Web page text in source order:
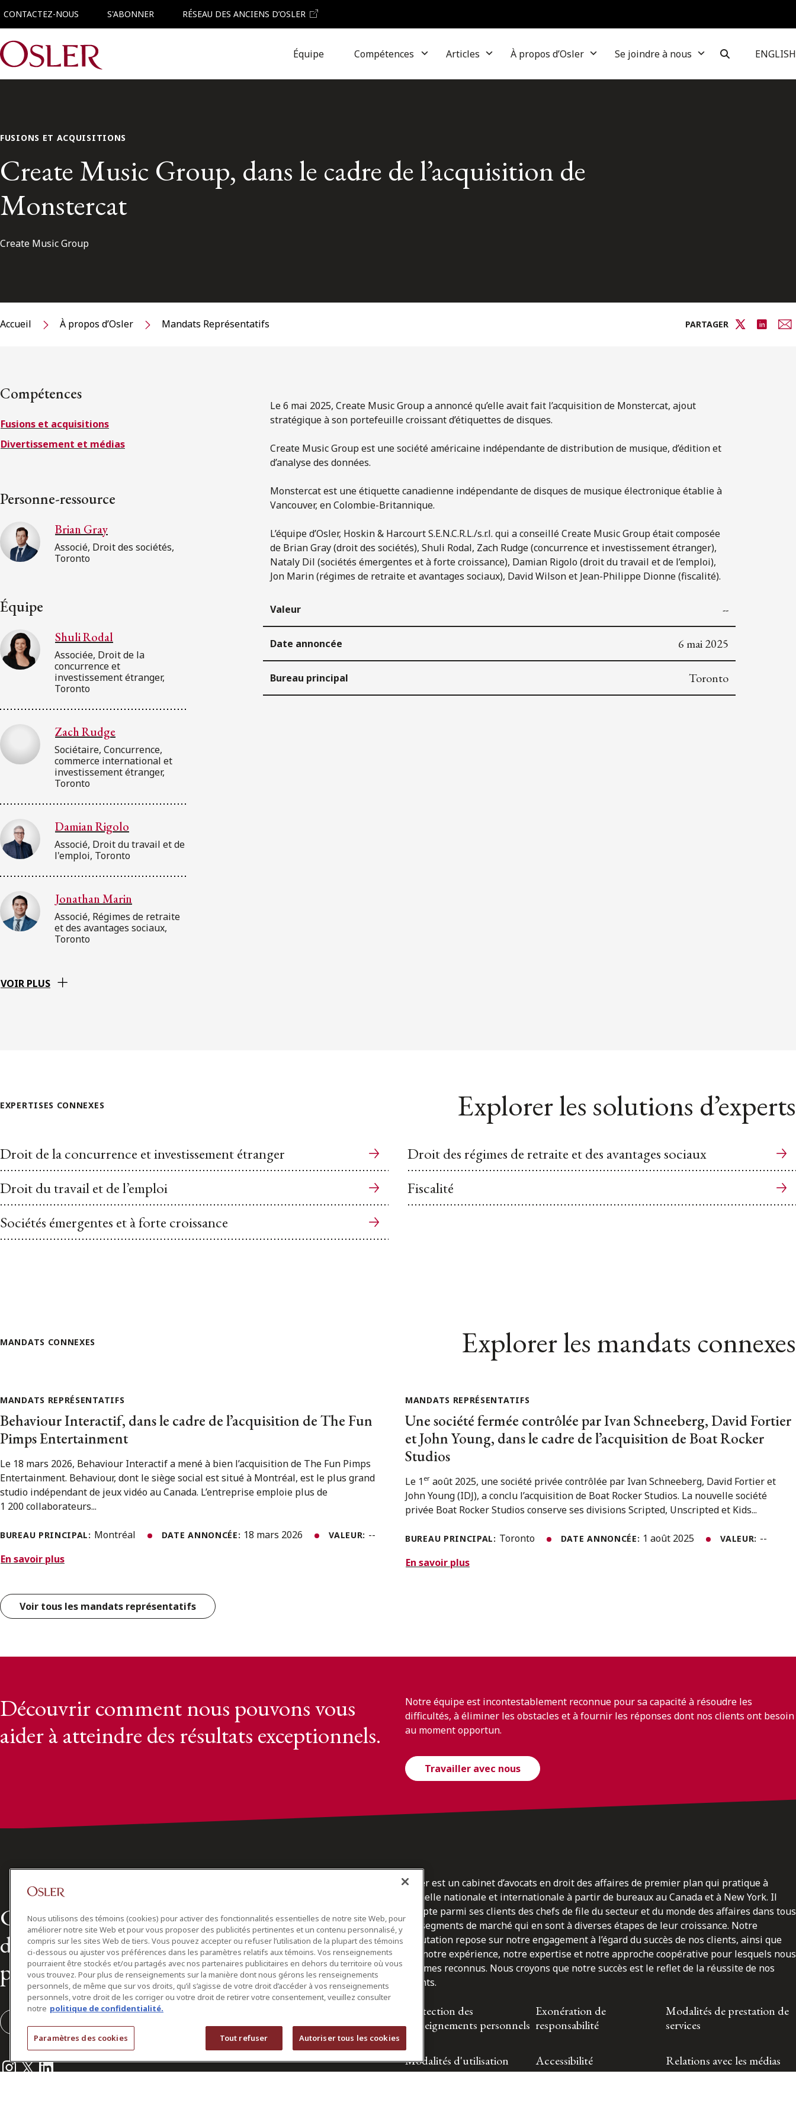
CONTACTEZ-NOUS S'ABONNER RÉSEAU DES ANCIENS D’OSLER
Main Navigation Équipe Compétences Articles À propos d’Osler Se joindre à nous ENGLISH
FUSIONS ET ACQUISITIONS
Create Music Group, dans le cadre de l’acquisition de
Monstercat
Create Music Group
Accueil À propos d’Osler Mandats Représentatifs PARTAGER
Compétences
Fusions et acquisitions
Divertissement et médias
Personne-ressource
Brian Gray
Associé, Droit des sociétés,
Toronto
Équipe
Shuli Rodal
Associée, Droit de la
concurrence et
investissement étranger,
Toronto
Zach Rudge
Sociétaire, Concurrence,
commerce international et
investissement étranger,
Toronto
Damian Rigolo
Associé, Droit du travail et de
l'emploi, Toronto
Jonathan Marin
Associé, Régimes de retraite
et des avantages sociaux,
Toronto
VOIR PLUS
Le 6 mai 2025, Create Music Group a annoncé qu’elle avait fait l’acquisition de Monstercat, ajout
stratégique à son portefeuille croissant d’étiquettes de disques.
Create Music Group est une société américaine indépendante de distribution de musique, d’édition et
d’analyse des données.
Monstercat est une étiquette canadienne indépendante de disques de musique électronique établie à
Vancouver, en Colombie-Britannique.
L’équipe d’Osler, Hoskin & Harcourt S.E.N.C.R.L./s.r.l. qui a conseillé Create Music Group était composée
de Brian Gray (droit des sociétés), Shuli Rodal, Zach Rudge (concurrence et investissement étranger),
Nataly Dil (sociétés émergentes et à forte croissance), Damian Rigolo (droit du travail et de l’emploi),
Jon Marin (régimes de retraite et avantages sociaux), David Wilson et Jean-Philippe Dionne (fiscalité).
Valeur --
Date annoncée 6 mai 2025
Bureau principal Toronto
EXPERTISES CONNEXES Explorer les solutions d’experts
Droit de la concurrence et investissement étranger
Droit des régimes de retraite et des avantages sociaux
Droit du travail et de l’emploi
Fiscalité
Sociétés émergentes et à forte croissance
MANDATS CONNEXES Explorer les mandats connexes
MANDATS REPRÉSENTATIFS
Behaviour Interactif, dans le cadre de l’acquisition de The Fun
Pimps Entertainment
Le 18 mars 2026, Behaviour Interactif a mené à bien l’acquisition de The Fun Pimps
Entertainment. Behaviour, dont le siège social est situé à Montréal, est le plus grand
studio indépendant de jeux vidéo au Canada. L’entreprise emploie plus de
1 200 collaborateurs...
BUREAU PRINCIPAL: Montréal DATE ANNONCÉE: 18 mars 2026 VALEUR: --
En savoir plus
MANDATS REPRÉSENTATIFS
Une société fermée contrôlée par Ivan Schneeberg, David Fortier
et John Young, dans le cadre de l’acquisition de Boat Rocker
Studios
Le 1 er août 2025, une société privée contrôlée par Ivan Schneeberg, David Fortier et
John Young (IDJ), a conclu l’acquisition de Boat Rocker Studios. La nouvelle société
privée Boat Rocker Studios conserve ses divisions Scripted, Unscripted et Kids...
BUREAU PRINCIPAL: Toronto DATE ANNONCÉE: 1 août 2025 VALEUR: --
En savoir plus
Voir tous les mandats représentatifs
Découvrir comment nous pouvons vous
aider à atteindre des résultats exceptionnels.
Notre équipe est incontestablement reconnue pour sa capacité à résoudre les
difficultés, à éliminer les obstacles et à fournir les réponses dont nos clients ont besoin
au moment opportun.
Travailler avec nous
Chef de file dans le domaine du
droit des affaires au Canada depuis
plus de 160 ans
Instagram
Twitter
LinkedIn
Osler est un cabinet d’avocats en droit des affaires de premier plan qui pratique à
l’échelle nationale et internationale à partir de bureaux au Canada et à New York. Il
compte parmi ses clients des chefs de file du secteur et du monde des affaires dans tous
les segments de marché qui en sont à diverses étapes de leur croissance. Notre
réputation repose sur notre engagement à l’égard du succès de nos clients, ainsi que
sur notre expérience, notre expertise et notre approche coopérative pour lesquels nous
sommes reconnus. Nous croyons que notre succès est le reflet de la réussite de nos
clients.
Protection des
renseignements personnels
Exonération de
responsabilité
Modalités de prestation de
services
Modalités d'utilisation Accessibilité Relations avec les médias
Nous utilisons des témoins (cookies) pour activer des fonctionnalités essentielles de notre site Web, pour
améliorer notre site Web et pour vous proposer des publicités pertinentes et un contenu personnalisé, y
compris sur les sites Web de tiers. Vous pouvez accepter ou refuser l’utilisation de la plupart des témoins
ci-dessous ou ajuster vos préférences dans les paramètres relatifs aux témoins. Vos renseignements
pourraient être stockés et/ou partagés avec nos partenaires publicitaires en dehors du territoire où vous
vous trouvez. Pour plus de renseignements sur la manière dont nous gérons les renseignements
personnels, de même que sur vos droits, qu’il s’agisse de votre droit d’accéder à vos renseignements
personnels, votre droit de les corriger ou votre droit de retirer votre consentement, veuillez consulter
notre politique de confidentialité.
Tout refuser Autoriser tous les cookies
Paramètres des cookies